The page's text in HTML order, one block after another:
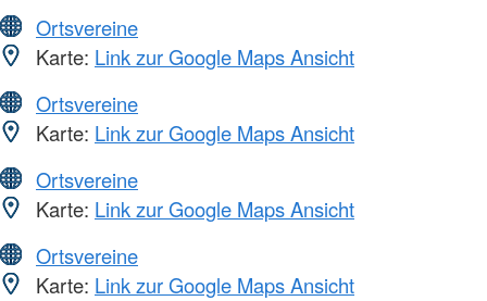
Ortsvereine
Karte: Link zur Google Maps Ansicht
Ortsvereine
Karte: Link zur Google Maps Ansicht
Ortsvereine
Karte: Link zur Google Maps Ansicht
Ortsvereine
Karte: Link zur Google Maps Ansicht